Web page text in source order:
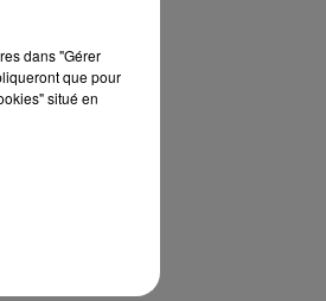
dans "Gérer
que pour
situé en